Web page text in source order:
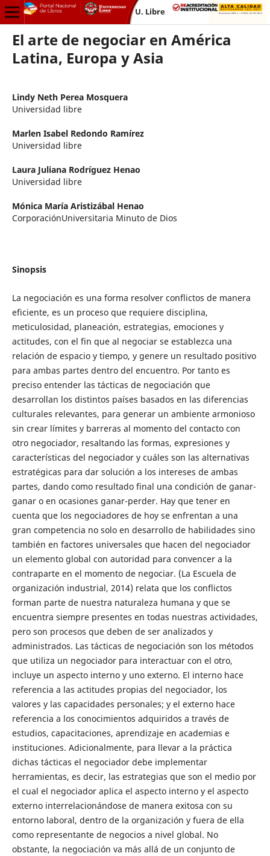
U. Libre
El arte de negociar en América
Latina, Europa y Asia
Lindy Neth Perea Mosquera
Universidad libre
Marlen Isabel Redondo Ramírez
Universidad libre
Laura Juliana Rodríguez Henao
Universidad libre
Mónica María Aristizábal Henao
CorporaciónUniversitaria Minuto de Dios
Sinopsis
La negociación es una forma resolver conflictos de manera
eficiente, es un proceso que requiere disciplina,
meticulosidad, planeación, estrategias, emociones y
actitudes, con el fin que al negociar se establezca una
relación de espacio y tiempo, y genere un resultado positivo
para ambas partes dentro del encuentro. Por tanto es
preciso entender las tácticas de negociación que
desarrollan los distintos países basados en las diferencias
culturales relevantes, para generar un ambiente armonioso
sin crear límites y barreras al momento del contacto con
otro negociador, resaltando las formas, expresiones y
características del negociador y cuáles son las alternativas
estratégicas para dar solución a los intereses de ambas
partes, dando como resultado final una condición de ganar-
ganar o en ocasiones ganar-perder. Hay que tener en
cuenta que los negociadores de hoy se enfrentan a una
gran competencia no solo en desarrollo de habilidades sino
también en factores universales que hacen del negociador
un elemento global con autoridad para convencer a la
contraparte en el momento de negociar. (La Escuela de
organización industrial, 2014) relata que los conflictos
forman parte de nuestra naturaleza humana y que se
encuentra siempre presentes en todas nuestras actividades,
pero son procesos que deben de ser analizados y
administrados. Las tácticas de negociación son los métodos
que utiliza un negociador para interactuar con el otro,
incluye un aspecto interno y uno externo. El interno hace
referencia a las actitudes propias del negociador, los
valores y las capacidades personales; y el externo hace
referencia a los conocimientos adquiridos a través de
estudios, capacitaciones, aprendizaje en academias e
instituciones. Adicionalmente, para llevar a la práctica
dichas tácticas el negociador debe implementar
herramientas, es decir, las estrategias que son el medio por
el cual el negociador aplica el aspecto interno y el aspecto
externo interrelacionándose de manera exitosa con su
entorno laboral, dentro de la organización y fuera de ella
como representante de negocios a nivel global. No
obstante, la negociación va más allá de un conjunto de